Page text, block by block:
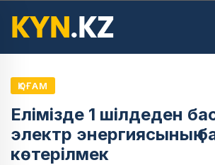
ҚОҒАМ
Елімізде 1 шілдеден
электр энергиясының
көтерілмек